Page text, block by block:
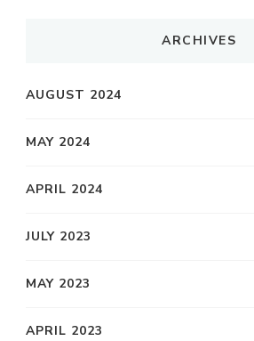
ARCHIVES
AUGUST 2024
MAY 2024
APRIL 2024
JULY 2023
MAY 2023
APRIL 2023